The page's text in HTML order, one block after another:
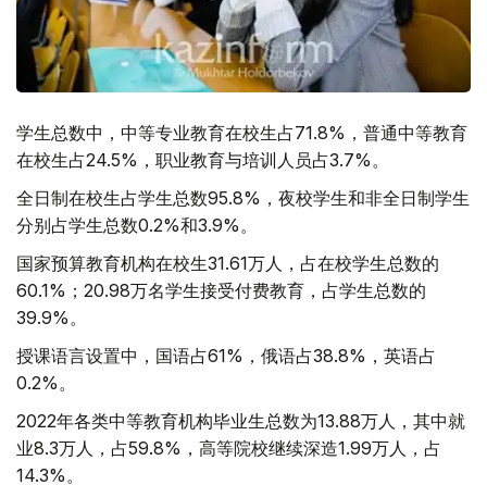
学生总数中，中等专业教育在校生占71.8%，普通中等教育
在校生占24.5%，职业教育与培训人员占3.7%。
全日制在校生占学生总数95.8%，夜校学生和非全日制学生
分别占学生总数0.2%和3.9%。
国家预算教育机构在校生31.61万人，占在校学生总数的
60.1%；20.98万名学生接受付费教育，占学生总数的
39.9%。
授课语言设置中，国语占61%，俄语占38.8%，英语占
0.2%。
2022年各类中等教育机构毕业生总数为13.88万人，其中就
业8.3万人，占59.8%，高等院校继续深造1.99万人，占
14.3%。